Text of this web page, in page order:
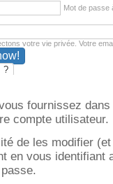
Mot de passe
votre vie privée. Votre
?
fournissez
compte utilisateur.
de les modifier
en vous identifiant